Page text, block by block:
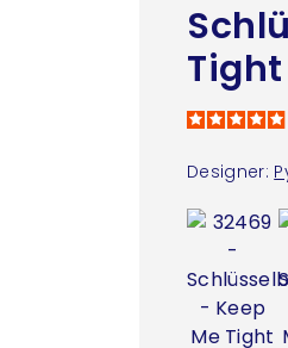
Tight
Designer: